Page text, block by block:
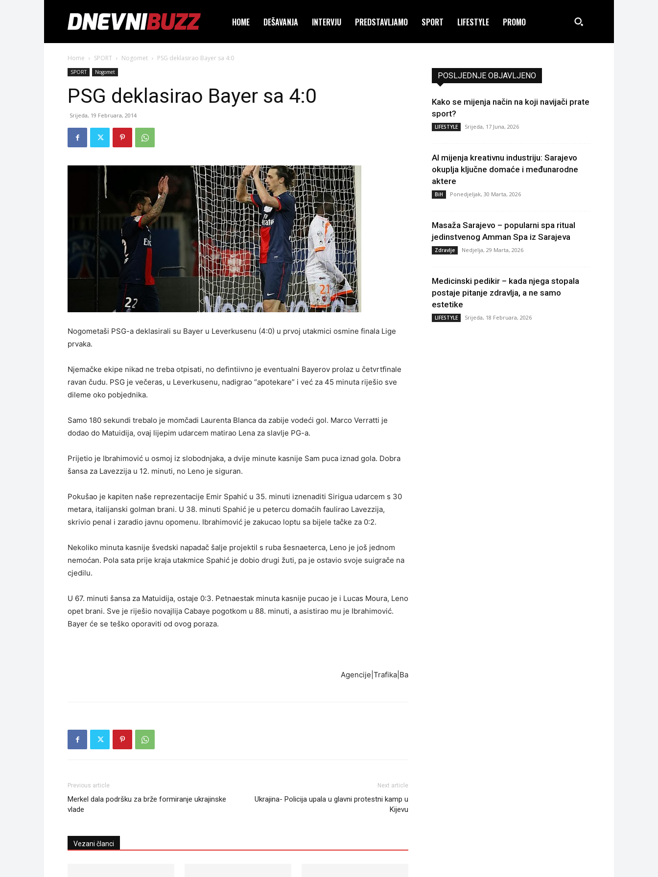
HOME DEŠAVANJA INTERVJU PREDSTAVLJAMO SPORT LIFESTYLE PROMO
Home SPORT Nogomet PSG deklasirao Bayer sa 4:0
SPORT Nogomet
PSG deklasirao Bayer sa 4:0
Srijeda, 19 Februara, 2014
Nogometaši PSG-a deklasirali su Bayer u Leverkusenu (4:0) u prvoj utakmici osmine finala Lige
prvaka.
Njemačke ekipe nikad ne treba otpisati, no defintiivno je eventualni Bayerov prolaz u četvrtfinale
ravan čudu. PSG je večeras, u Leverkusenu, nadigrao “apotekare” i već za 45 minuta riješio sve
dileme oko pobjednika.
Samo 180 sekundi trebalo je momčadi Laurenta Blanca da zabije vodeći gol. Marco Verratti je
dodao do Matuidija, ovaj lijepim udarcem matirao Lena za slavlje PG-a.
Prijetio je Ibrahimović u osmoj iz slobodnjaka, a dvije minute kasnije Sam puca iznad gola. Dobra
šansa za Lavezzija u 12. minuti, no Leno je siguran.
Pokušao je kapiten naše reprezentacije Emir Spahić u 35. minuti iznenaditi Sirigua udarcem s 30
metara, italijanski golman brani. U 38. minuti Spahić je u petercu domaćih faulirao Lavezzija,
skrivio penal i zaradio javnu opomenu. Ibrahimović je zakucao loptu sa bijele tačke za 0:2.
Nekoliko minuta kasnije švedski napadač šalje projektil s ruba šesnaeterca, Leno je još jednom
nemoćan. Pola sata prije kraja utakmice Spahić je dobio drugi žuti, pa je ostavio svoje suigrače na
cjedilu.
U 67. minuti šansa za Matuidija, ostaje 0:3. Petnaestak minuta kasnije pucao je i Lucas Moura, Leno
opet brani. Sve je riješio novajlija Cabaye pogotkom u 88. minuti, a asistirao mu je Ibrahimović.
Bayer će se teško oporaviti od ovog poraza.
Agencije|Trafika|Ba
Previous article
Merkel dala podršku za brže formiranje ukrajinske
vlade
Next article
Ukrajina- Policija upala u glavni protestni kamp u
Kijevu
Vezani članci
POSLJEDNJE OBJAVLJENO
Kako se mijenja način na koji navijači prate
sport?
LIFESTYLE Srijeda, 17 Juna, 2026
AI mijenja kreativnu industriju: Sarajevo
okuplja ključne domaće i međunarodne
aktere
BiH Ponedjeljak, 30 Marta, 2026
Masaža Sarajevo – popularni spa ritual
jedinstvenog Amman Spa iz Sarajeva
Zdravlje Nedjelja, 29 Marta, 2026
Medicinski pedikir – kada njega stopala
postaje pitanje zdravlja, a ne samo
estetike
LIFESTYLE Srijeda, 18 Februara, 2026